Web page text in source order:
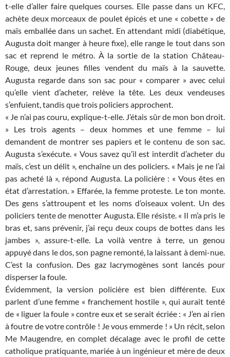
t-elle d’aller faire quelques courses. Elle passe dans un KFC,
achète deux morceaux de poulet épicés et une « cobette » de
maïs emballée dans un sachet. En attendant midi (diabétique,
Augusta doit manger à heure fixe), elle range le tout dans son
sac et reprend le métro. À la sortie de la station Château-
Rouge, deux jeunes filles vendent du maïs à la sauvette.
Augusta regarde dans son sac pour « comparer » avec celui
qu’elle vient d’acheter, relève la tête. Les deux vendeuses
s’enfuient, tandis que trois policiers approchent.
« Je n’ai pas couru, explique-t-elle. J’étais sûr de mon bon droit.
» Les trois agents – deux hommes et une femme – lui
demandent de montrer ses papiers et le contenu de son sac.
Augusta s’exécute. « Vous savez qu’il est interdit d’acheter du
maïs, c’est un délit », enchaîne un des policiers. « Mais je ne l’ai
pas acheté là », répond Augusta. La policière : « Vous êtes en
état d’arrestation. » Effarée, la femme proteste. Le ton monte.
Des gens s’attroupent et les noms d’oiseaux volent. Un des
policiers tente de menotter Augusta. Elle résiste. « Il m’a pris le
bras et, sans prévenir, j’ai reçu deux coups de bottes dans les
jambes », assure-t-elle. La voilà ventre à terre, un genou
appuyé dans le dos, son pagne remonté, la laissant à demi-nue.
C’est la confusion. Des gaz lacrymogènes sont lancés pour
disperser la foule.
Évidemment, la version policière est bien différente. Eux
parlent d’une femme « franchement hostile », qui aurait tenté
de « liguer la foule » contre eux et se serait écriée : « J’en ai rien
à foutre de votre contrôle ! Je vous emmerde ! » Un récit, selon
Me Maugendre, en complet décalage avec le profil de cette
catholique pratiquante, mariée à un ingénieur et mère de deux